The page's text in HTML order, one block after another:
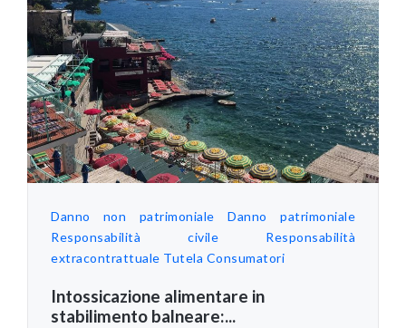
Danno non patrimoniale
Danno patrimoniale
Responsabilità civile
Responsabilità
extracontrattuale Tutela Consumatori
Intossicazione alimentare in
stabilimento balneare:...